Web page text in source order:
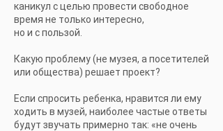
каникул с целью провести свободное
время не только интересно,
но и с пользой.
Какую проблему (не музея, а посетителей
или общества) решает проект?
Если спросить ребенка, нравится ли ему
ходить в музей, наиболее частые ответы
будут звучать примерно так: «не очень